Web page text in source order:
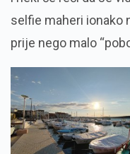
selfie maheri ionako
prije nego malo